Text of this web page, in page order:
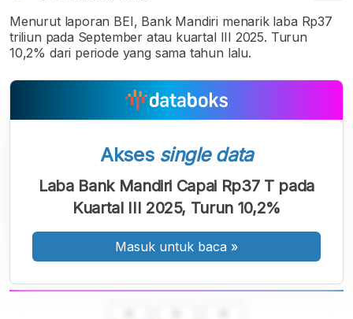
Menurut laporan BEI, Bank Mandiri menarik laba Rp37
triliun pada September atau kuartal III 2025. Turun
10,2% dari periode yang sama tahun lalu.
Akses single data
Laba Bank Mandiri Capai Rp37 T pada
Kuartal III 2025, Turun 10,2%
Masuk untuk baca »